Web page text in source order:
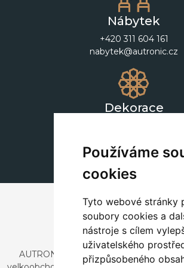
Používáme
cookies
Tyto webové stránky
soubory cookies a
nástroje s cílem
uživatelského
přizpůsobeného
Nábytek
+420 311 604 161
nabytek@autronic.cz
Dekorace
AUTRONIC, s.r.o. je společnost